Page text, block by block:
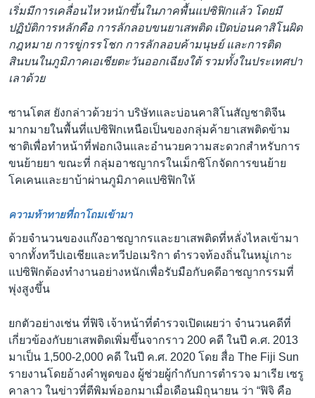
เริ่มมีการเคลื่อนไหวหนักขึ้นในภาคพื้นแปซิฟิกแล้ว โดยมี
ปฏิบัติการหลักคือ การลักลอบขนยาเสพติด เปิดบ่อนคาสิโนผิด
กฎหมาย การขู่กรรโชก การลักลอบค้ามนุษย์ และการติด
สินบนในภูมิภาคเอเชียตะวันออกเฉียงใต้ รวมทั้งในประเทศปา
เลาด้วย
ซานโตส ยังกล่าวด้วยว่า บริษัทและบ่อนคาสิโนสัญชาติจีน
มากมายในพื้นที่แปซิฟิกเหนือเป็นของกลุ่มค้ายาเสพติดข้าม
ชาติเพื่อทำหน้าที่ฟอกเงินและอำนวยความสะดวกสำหรับการ
ขนย้ายยา ขณะที่ กลุ่มอาชญากรในเม็กซิโกจัดการขนย้าย
โคเคนและยาบ้าผ่านภูมิภาคแปซิฟิกให้
ความท้าทายที่ถาโถมเข้ามา
ด้วยจำนวนของแก๊งอาชญากรและยาเสพติดที่หลั่งไหลเข้ามา
จากทั้งทวีปเอเชียและทวีปอเมริกา ตำรวจท้องถิ่นในหมู่เกาะ
แปซิฟิกต้องทำงานอย่างหนักเพื่อรับมือกับคดีอาชญากรรมที่
พุ่งสูงขึ้น
ยกตัวอย่างเช่น ที่ฟิจิ เจ้าหน้าที่ตำรวจเปิดเผยว่า จำนวนคดีที่
เกี่ยวข้องกับยาเสพติดเพิ่มขึ้นจากราว 200 คดี ในปี ค.ศ. 2013
มาเป็น 1,500-2,000 คดี ในปี ค.ศ. 2020 โดย สื่อ The Fiji Sun
รายงานโดยอ้างคำพูดของ ผู้ช่วยผู้กำกับการตำรวจ มาเรีย เซรู
คาลาว ในข่าวที่ตีพิมพ์ออกมาเมื่อเดือนมิถุนายน ว่า “ฟิจิ คือ